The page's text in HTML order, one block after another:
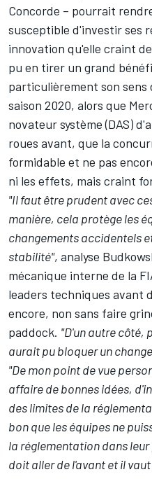
Concorde – pourrait
susceptible d'investir ses
innovation qu'elle craint
pu en tirer un grand
particulièrement son
saison 2020, alors que
novateur système (DAS)
roues avant, que la
formidable et ne pas
ni les effets, mais craint
"Il faut être prudent avec
manière, cela protège les
changements accidentels
stabilité", analyse
mécanique interne de la
leaders techniques avant
encore, non sans faire
paddock. "D'un autre côté,
aurait pu bloquer un
"De mon point de vue
affaire de bonnes idées,
des limites de la
bon que les équipes ne
la réglementation dans
doit aller de l'avant et il